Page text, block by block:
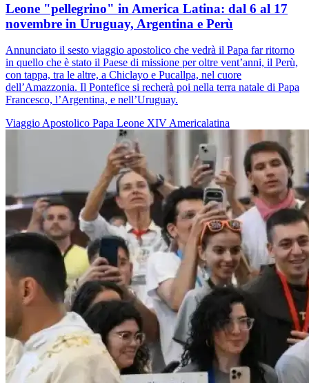
Leone "pellegrino" in America Latina: dal 6 al 17
novembre in Uruguay, Argentina e Perù
Annunciato il sesto viaggio apostolico che vedrà il Papa far ritorno
in quello che è stato il Paese di missione per oltre vent’anni, il Perù,
con tappa, tra le altre, a Chiclayo e Pucallpa, nel cuore
dell’Amazzonia. Il Pontefice si recherà poi nella terra natale di Papa
Francesco, l’Argentina, e nell’Uruguay.
Viaggio Apostolico Papa Leone XIV Americalatina